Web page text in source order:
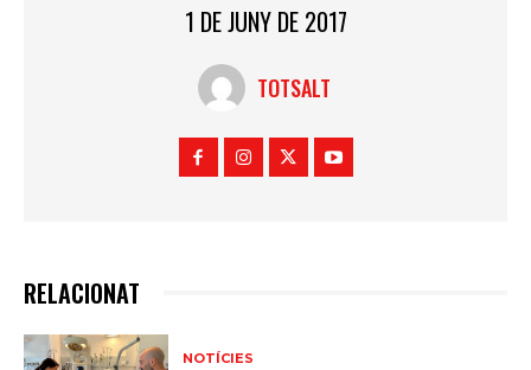
1 DE JUNY DE 2017
TOTSALT
RELACIONAT
NOTÍCIES